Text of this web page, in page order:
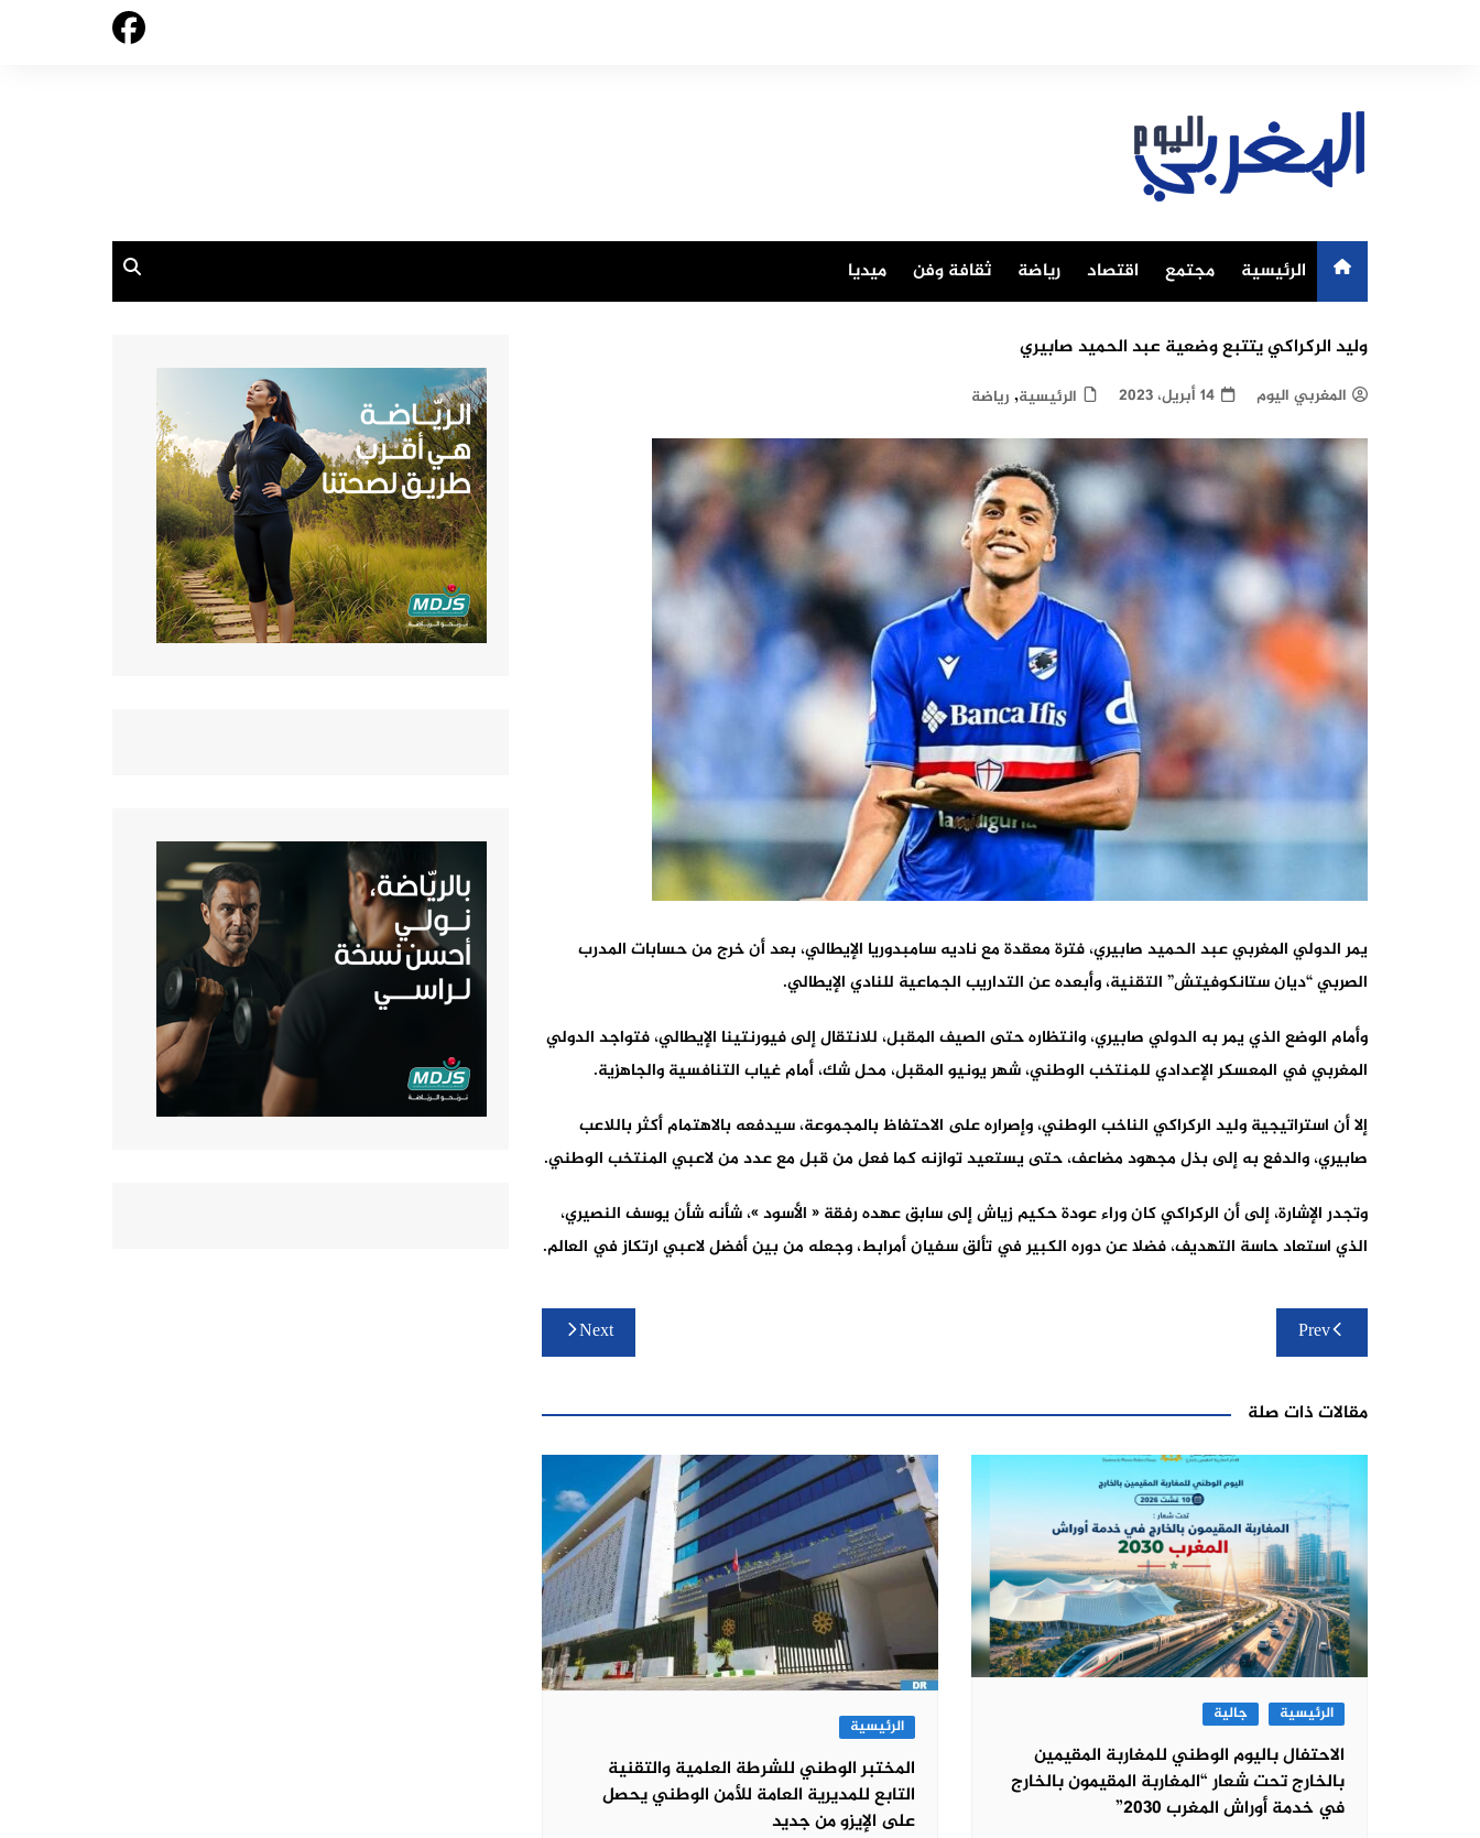
الرئيسية مجتمع اقتصاد رياضة ثقافة وفن ميديا
وليد الركراكي يتتبع وضعية عبد الحميد صابيري
المغربي اليوم 14 أبريل، 2023 الرئيسية, رياضة
يمر الدولي المغربي عبد الحميد صابيري، فترة معقدة مع ناديه سامبدوريا الإيطالي، بعد أن خرج من حسابات المدرب
الصربي “ديان ستانكوفيتش” التقنية، وأبعده عن التداريب الجماعية للنادي الإيطالي.
وأمام الوضع الذي يمر به الدولي صابيري، وانتظاره حتى الصيف المقبل، للانتقال إلى فيورنتينا الإيطالي، فتواجد الدولي
المغربي في المعسكر الإعدادي للمنتخب الوطني، شهر يونيو المقبل، محل شك، أمام غياب التنافسية والجاهزية.
إلا أن استراتيجية وليد الركراكي الناخب الوطني، وإصراره على الاحتفاظ بالمجموعة، سيدفعه بالاهتمام أكثر باللاعب
صابيري، والدفع به إلى بذل مجهود مضاعف، حتى يستعيد توازنه كما فعل من قبل مع عدد من لاعبي المنتخب الوطني.
وتجدر الإشارة، إلى أن الركراكي كان وراء عودة حكيم زياش إلى سابق عهده رفقة « الأسود »، شأنه شأن يوسف النصيري،
الذي استعاد حاسة التهديف، فضلا عن دوره الكبير في تألق سفيان أمرابط، وجعله من بين أفضل لاعبي ارتكاز في العالم.
تصفّح
المقالات
Prev
Next
مقالات ذات صلة
الرئيسية جالية
الاحتفال باليوم الوطني للمغاربة المقيمين
بالخارج تحت شعار “المغاربة المقيمون بالخارج
في خدمة أوراش المغرب 2030”
الرئيسية
المختبر الوطني للشرطة العلمية والتقنية
التابع للمديرية العامة للأمن الوطني يحصل
على الإيزو من جديد